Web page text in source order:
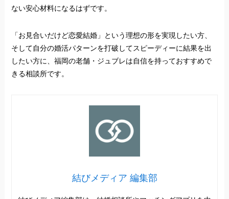
ない安心材料になるはずです。
「お見合いだけど恋愛結婚」という理想の形を実現したい方、
そして自分の婚活パターンを打破してスピーディーに結果を出
したい方に、福岡の老舗・ジュブレは自信を持っておすすめで
きる相談所です。
結びメディア 編集部